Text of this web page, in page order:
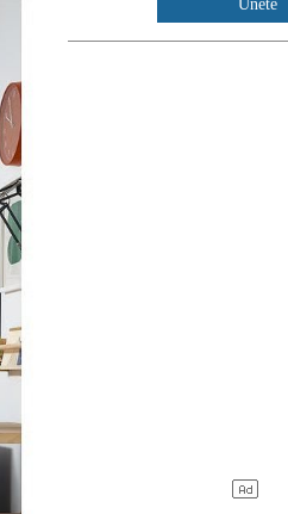
Únete